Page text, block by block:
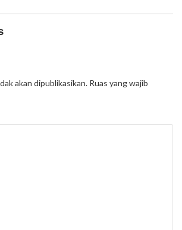
akan dipublikasikan. Ruas yang wajib